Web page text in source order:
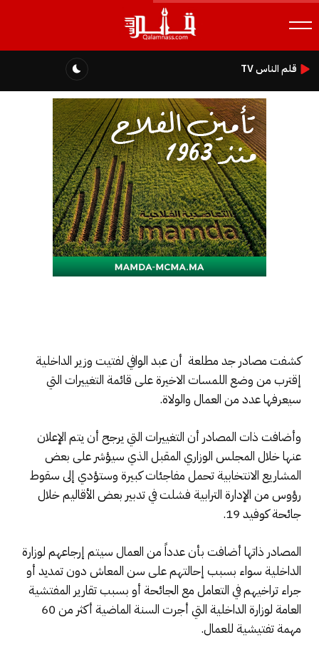
قلم الناس TV
كشفت مصادر جد مطلعة أن عبد الوافي لفتيت وزير الداخلية
إقترب من وضع اللمسات الاخيرة على قائمة التغييرات التي
سيعرفها عدد من العمال والولاة.
وأضافت ذات المصادر أن التغييرات التي يرجح أن يتم الإعلان
عنها خلال المجلس الوزاري المقبل الذي سيؤشر على بعض
المشاريع الانتخابية تحمل مفاجئات كبيرة وستؤدي إلى سقوط
رؤوس من الإدارة الترابية فشلت في تدبير بعض الأقاليم خلال
جائحة كوفيد 19.
المصادر ذاتها أضافت بأن عدداً من العمال سيتم إرجاعهم لوزارة
الداخلية سواء بسبب إحالتهم على سن المعاش دون تمديد أو
جراء تراخيهم في التعامل مع الجائحة أو بسبب تقارير المفتشية
العامة لوزارة الداخلية التي أجرت السنة الماضية أكثر من 60
مهمة تفتيشية للعمال.